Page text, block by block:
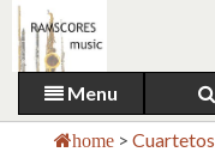
Menu
home > Cuartetos